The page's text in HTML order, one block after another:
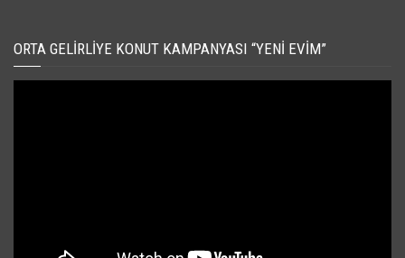
ORTA GELIRLIYE KONUT KAMPANYASI “YENI EVIM”